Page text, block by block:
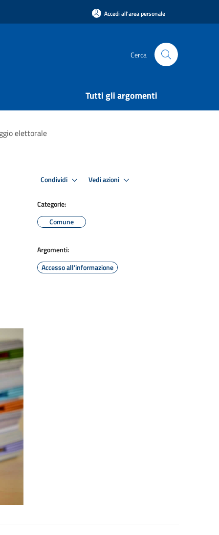
Accedi all'area personale
Cerca
Tutti gli argomenti
elettorale
Condividi Vedi azioni
Categorie:
Comune
Argomenti:
Accesso all'informazione